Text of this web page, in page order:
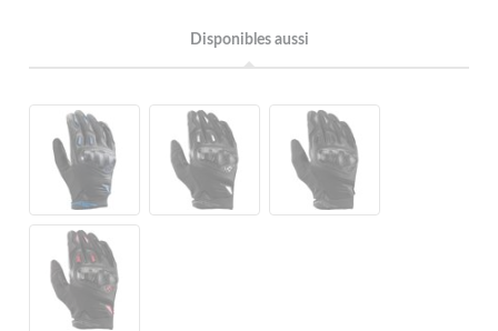
Disponibles aussi